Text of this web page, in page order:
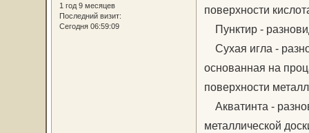
1 год 9 месяцев
Последний визит:
Сегодня 06:59:09
поверхности
Пунктир -
Сухая игла -
основанная на
поверхности
Акватинта -
металлической